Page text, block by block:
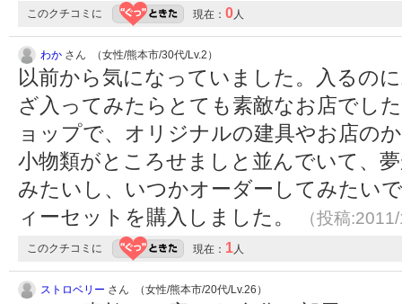
このクチコミに 現在： 0 人
わか さん （女性/熊本市/30代/Lv.2）
以前から気になっていました。入るの
ざ入ってみたらとても素敵なお店でし
ョップで、オリジナルの建具やお店の
小物類がところせましと並んでいて、
みたいし、いつかオーダーしてみたい
ィーセットを購入しました。
（投稿
このクチコミに 現在： 1 人
ストロベリー さん （女性/熊本市/20代/Lv.26）